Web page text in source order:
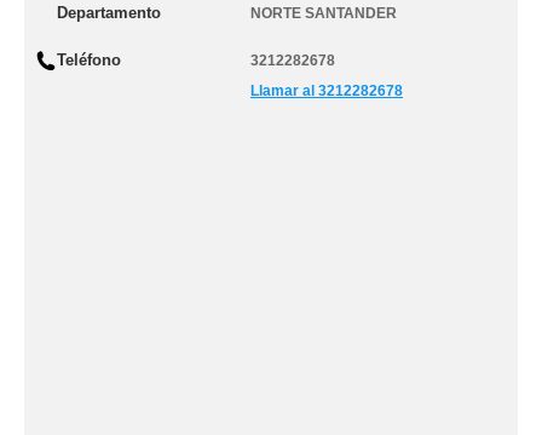
Departamento NORTE SANTANDER
Teléfono
3212282678
Llamar al 3212282678